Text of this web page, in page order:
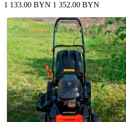
1 133.00 BYN 1 352.00 BYN